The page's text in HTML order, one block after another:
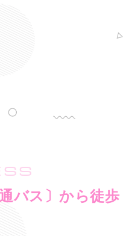
バス〕から徒歩